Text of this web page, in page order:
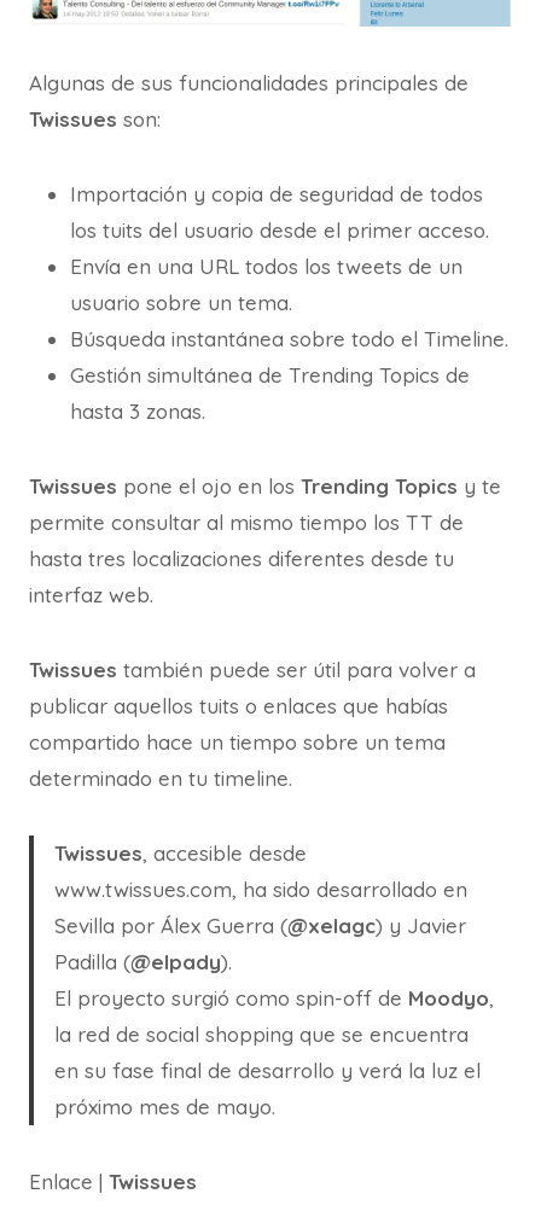
Algunas de sus funcionalidades principales de
Twissues son:
Importación y copia de seguridad de todos
los tuits del usuario desde el primer acceso.
Envía en una URL todos los tweets de un
usuario sobre un tema.
Búsqueda instantánea sobre todo el Timeline.
Gestión simultánea de Trending Topics de
hasta 3 zonas.
Twissues pone el ojo en los Trending Topics y te
permite consultar al mismo tiempo los TT de
hasta tres localizaciones diferentes desde tu
interfaz web.
Twissues también puede ser útil para volver a
publicar aquellos tuits o enlaces que habías
compartido hace un tiempo sobre un tema
determinado en tu timeline.
Twissues, accesible desde
www.twissues.com, ha sido desarrollado en
Sevilla por Álex Guerra (@xelagc) y Javier
Padilla (@elpady).
El proyecto surgió como spin-off de Moodyo,
la red de social shopping que se encuentra
en su fase final de desarrollo y verá la luz el
próximo mes de mayo.
Enlace | Twissues